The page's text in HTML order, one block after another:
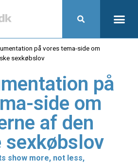
på vores tema-side om
sexkøbslov
på
side om
af den
sexkøbslov
show more, not less,